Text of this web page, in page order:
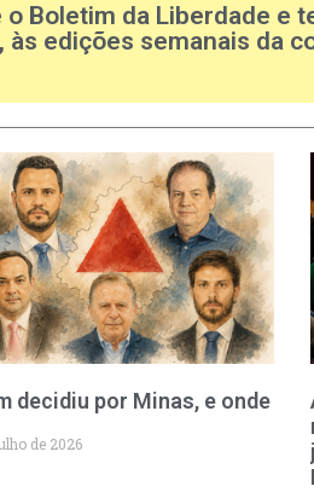
o Boletim da Liberdade e
às edições semanais da
decidiu por Minas, e onde
de 2026